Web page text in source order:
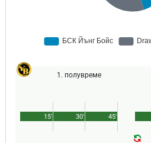
1. полувреме
45'
15' 30'